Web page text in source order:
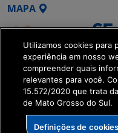
MAPA
SETDIG | Secretaria-
Executiva de
Transformação Digital
Utilizamos cookies para
experiência em nosso
compreender quais
relevantes para você.
15.572/2020 que trata
de Mato Grosso do Sul.
Definições de cookies